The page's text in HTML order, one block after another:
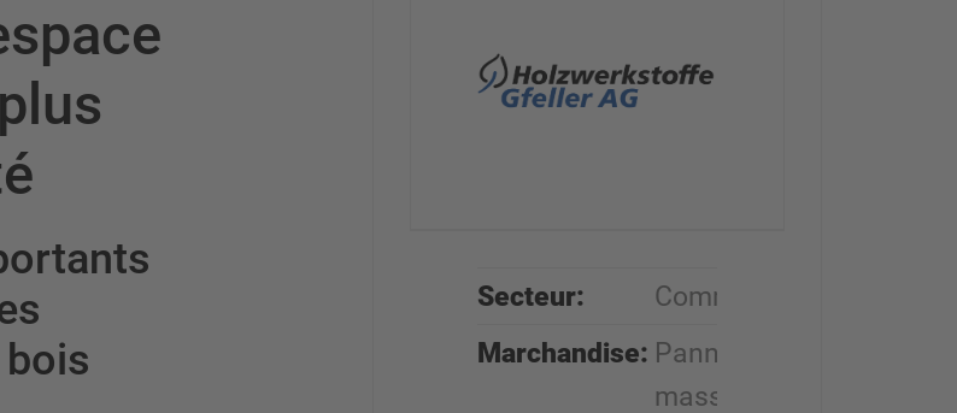
Secteur:
Commerce du bois
Marchandise: Panneaux en bois
massif, panneaux